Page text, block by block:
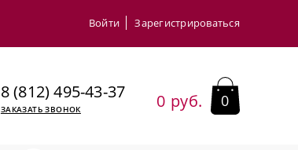
Войти Зарегистрироваться
8 (812) 495-43-37
ЗАКАЗАТЬ ЗВОНОК 0 руб. 0